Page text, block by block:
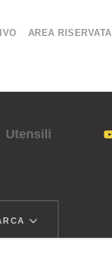
AREA RISERVATA
Utensili